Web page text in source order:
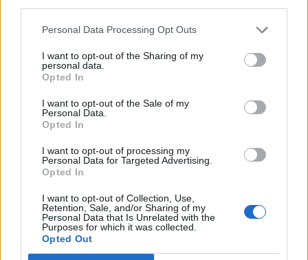
Personal Data Processing Opt Outs
I want to opt-out of the Sharing of my
personal data.
Opted In
I want to opt-out of the Sale of my
Personal Data.
Opted In
I want to opt-out of processing my
Personal Data for Targeted Advertising.
Opted In
I want to opt-out of Collection, Use,
Retention, Sale, and/or Sharing of my
Personal Data that Is Unrelated with the
Purposes for which it was collected.
Opted Out